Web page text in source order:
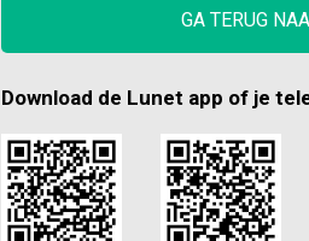
GA TERUG
Download de Lunet app of je